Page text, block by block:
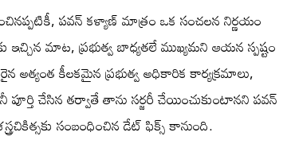
పవన్ కళ్యాణ్ మాత్రం ఒక సంచలన నిర్ణయం
ఇచ్చిన మాట, ప్రభుత్వ బాధ్యతలే ముఖ్యమని ఆయన స్పష్టం
అత్యంత కీలకమైన ప్రభుత్వ అధికారిక కార్యక్రమాలు,
చేసిన తర్వాతే తాను సర్జరీ చేయించుకుంటానని పవన్
సంబంధించిన డేట్ ఫిక్స్ కానుంది.